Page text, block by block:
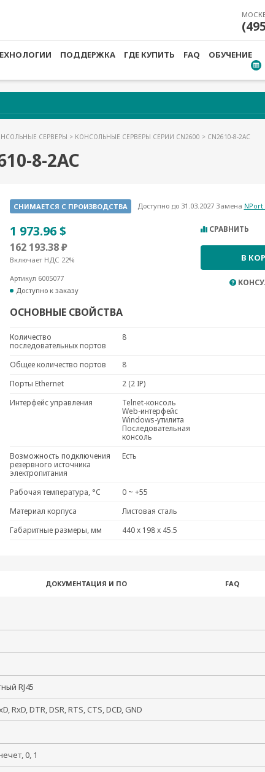
ПОДДЕРЖКА ГДЕ КУПИТЬ FAQ
ОБУЧЕНИЕ
СЕРВЕРЫ > КОНСОЛЬНЫЕ СЕРВЕРЫ СЕРИИ CN2600 > CN2610-8-2AC
8-2AC
СНИМАЕТСЯ С ПРОИЗВОДСТВА Доступно до 31.03.2027 Замена NPort
1 973.96 $
162 193.38 ₽
Включает НДС 22%
Артикул 6005077
Доступно к заказу
СРАВНИТЬ
В
ОСНОВНЫЕ СВОЙСТВА
Количество
последовательных портов
8
Общее количество портов
8
Порты Ethernet
2 (2 IP)
Интерфейс управления
Telnet-консоль
Web-интерфейс
Windows-утилита
Последовательная
консоль
Возможность подключения
резервного источника
электропитания
Есть
Рабочая температура, °C
0 ~ +55
Материал корпуса
Листовая сталь
Габаритные размеры, мм
440 x 198 x 45.5
ДОКУМЕНТАЦИЯ И ПО FAQ
RJ45
RxD, DTR, DSR, RTS, CTS, DCD, GND
0, 1